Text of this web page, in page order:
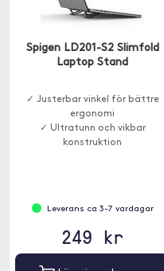
Spigen LD201-S2 Slimfold
Laptop Stand
✓ Justerbar vinkel för bättre
ergonomi
✓ Ultratunn och vikbar
konstruktion
Leverans ca 3-7 vardagar
249 kr